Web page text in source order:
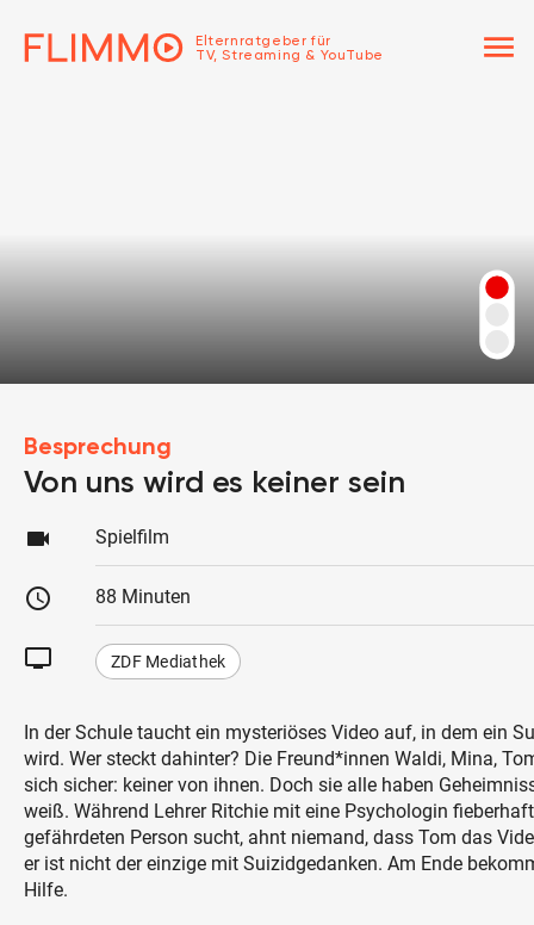
Elternratgeber für
TV, Streaming & YouTube
menu
Besprechung
Von uns wird es keiner sein
videocam Spielfilm
schedule 88 Minuten
tv ZDF Mediathek
In der Schule taucht ein mysteriöses Video auf, in dem ein
wird. Wer steckt dahinter? Die Freund*innen Waldi, Mina,
sich sicher: keiner von ihnen. Doch sie alle haben
weiß. Während Lehrer Ritchie mit eine Psychologin
gefährdeten Person sucht, ahnt niemand, dass Tom das
er ist nicht der einzige mit Suizidgedanken. Am Ende
Hilfe.